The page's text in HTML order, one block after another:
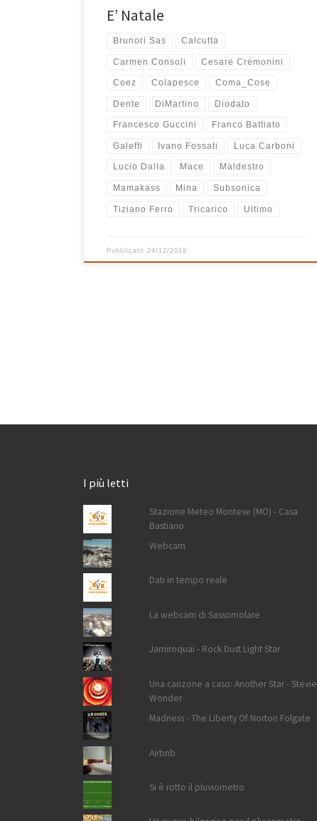
E’ Natale
Brunori Sas Calcutta
Carmen Consoli Cesare Cremonini
Coez Colapesce Coma_Cose
Dente DiMartino Diodato
Francesco Guccini Franco Battiato
Galeffi Ivano Fossati Luca Carboni
Lucio Dalla Mace Maldestro
Mamakass Mina Subsonica
Tiziano Ferro Tricarico Ultimo
Pubblicato24/12/2019
I più letti
Stazione Meteo Montese (MO) - Casa
Bastiano
Webcam
Dati in tempo reale
La webcam di Sassomolare
Jamiroquai - Rock Dust Light Star
Una canzone a caso: Another Star - Stevie
Wonder
Madness - The Liberty Of Norton Folgate
Airbnb
Si è rotto il pluviometro